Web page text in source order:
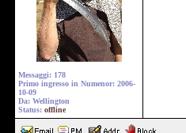
Messaggi: 178
Primo ingresso in Numenor: 2006-
10-09
Da: Wellington
Status: offline